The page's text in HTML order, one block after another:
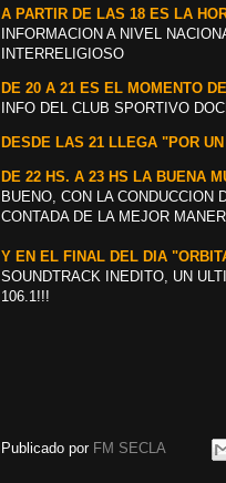
A PARTIR DE LAS 18 ES LA
INFORMACION A NIVEL
INTERRELIGIOSO
DE 20 A 21 ES EL MOMENTO
INFO DEL CLUB SPORTIVO
DESDE LAS 21 LLEGA "POR
DE 22 HS. A 23 HS LA BUENA
BUENO, CON LA
CONTADA DE LA MEJOR
Y EN EL FINAL DEL DIA
SOUNDTRACK INEDITO, UN
106.1!!!
Publicado por FM SECLA